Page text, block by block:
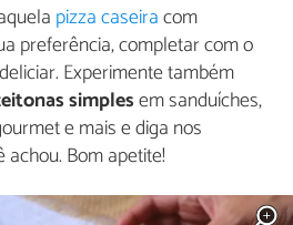
pizza caseiracom
preferência, completar com o
Experimente também
simplesem sanduíches,
e mais e diga nos
Bom apetite!